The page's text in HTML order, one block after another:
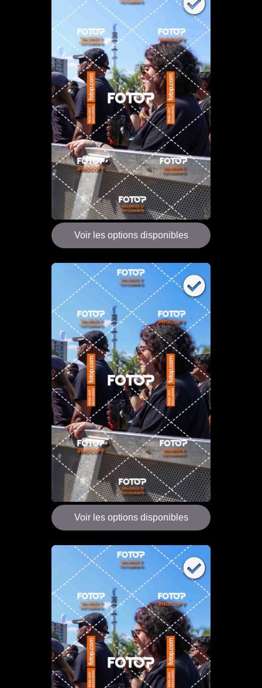
Voir les options disponibles
Voir les options disponibles